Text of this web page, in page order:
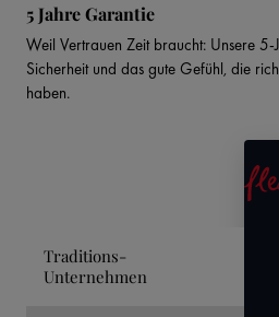
Traditions-
Unternehmen
5 Jahre Garantie
Weil Vertrauen Zeit braucht: Unsere
Sicherheit und das gute Gefühl, die
haben.